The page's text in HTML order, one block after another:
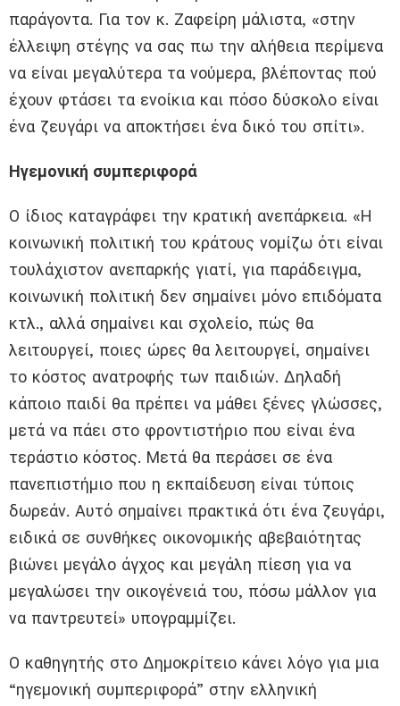
παράγοντα. Για τον κ. Ζαφείρη μάλιστα, «στην
έλλειψη στέγης να σας πω την αλήθεια περίμενα
να είναι μεγαλύτερα τα νούμερα, βλέποντας πού
έχουν φτάσει τα ενοίκια και πόσο δύσκολο είναι
ένα ζευγάρι να αποκτήσει ένα δικό του σπίτι».
Ηγεμονική συμπεριφορά
Ο ίδιος καταγράφει την κρατική ανεπάρκεια. «Η
κοινωνική πολιτική του κράτους νομίζω ότι είναι
τουλάχιστον ανεπαρκής γιατί, για παράδειγμα,
κοινωνική πολιτική δεν σημαίνει μόνο επιδόματα
κτλ., αλλά σημαίνει και σχολείο, πώς θα
λειτουργεί, ποιες ώρες θα λειτουργεί, σημαίνει
το κόστος ανατροφής των παιδιών. Δηλαδή
κάποιο παιδί θα πρέπει να μάθει ξένες γλώσσες,
μετά να πάει στο φροντιστήριο που είναι ένα
τεράστιο κόστος. Μετά θα περάσει σε ένα
πανεπιστήμιο που η εκπαίδευση είναι τύποις
δωρεάν. Αυτό σημαίνει πρακτικά ότι ένα ζευγάρι,
ειδικά σε συνθήκες οικονομικής αβεβαιότητας
βιώνει μεγάλο άγχος και μεγάλη πίεση για να
μεγαλώσει την οικογένειά του, πόσω μάλλον για
να παντρευτεί» υπογραμμίζει.
Ο καθηγητής στο Δημοκρίτειο κάνει λόγο για μια
“ηγεμονική συμπεριφορά” στην ελληνική